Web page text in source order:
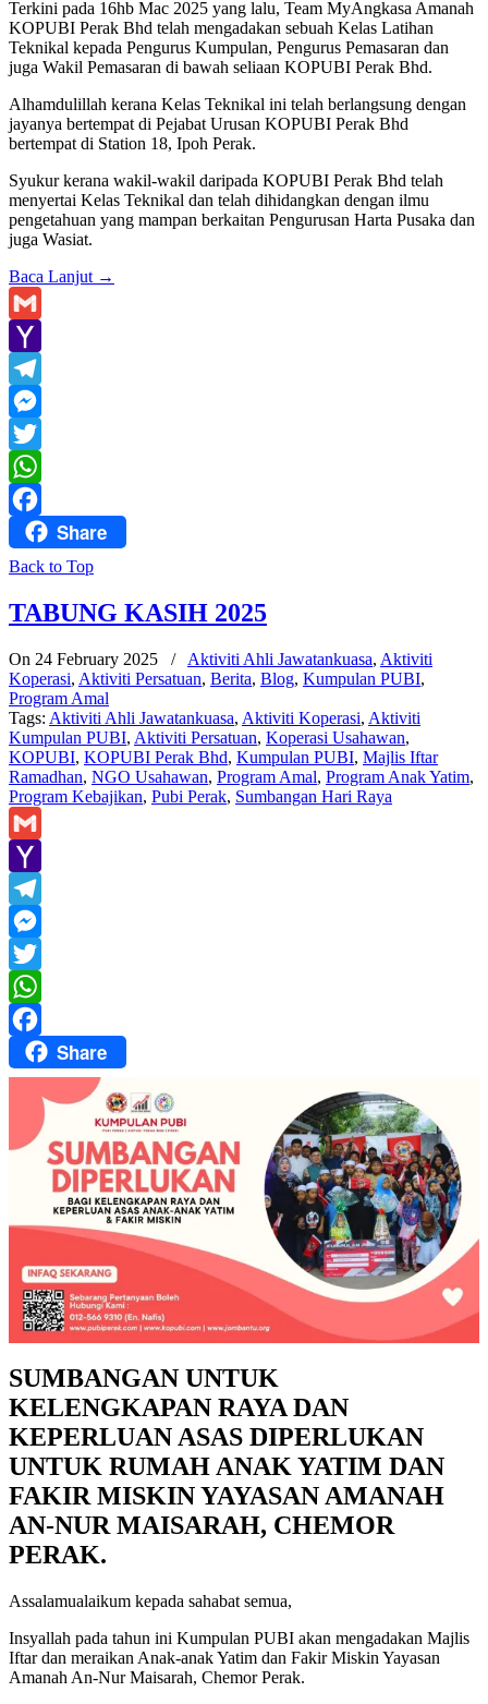
Terkini pada 16hb Mac 2025 yang lalu, Team MyAngkasa Amanah
KOPUBI Perak Bhd telah mengadakan sebuah Kelas Latihan
Teknikal kepada Pengurus Kumpulan, Pengurus Pemasaran dan
juga Wakil Pemasaran di bawah seliaan KOPUBI Perak Bhd.
Alhamdulillah kerana Kelas Teknikal ini telah berlangsung dengan
jayanya bertempat di Pejabat Urusan KOPUBI Perak Bhd
bertempat di Station 18, Ipoh Perak.
Syukur kerana wakil-wakil daripada KOPUBI Perak Bhd telah
menyertai Kelas Teknikal dan telah dihidangkan dengan ilmu
pengetahuan yang mampan berkaitan Pengurusan Harta Pusaka dan
juga Wasiat.
Baca Lanjut →
Gmail
Yahoo
Mail
Telegram
Messenger
Twitter
WhatsApp
FacebookShare
Back to Top
TABUNG KASIH 2025
On 24 February 2025 / Aktiviti Ahli Jawatankuasa, Aktiviti
Koperasi, Aktiviti Persatuan, Berita, Blog, Kumpulan PUBI,
Program Amal
Tags: Aktiviti Ahli Jawatankuasa, Aktiviti Koperasi, Aktiviti
Kumpulan PUBI, Aktiviti Persatuan, Koperasi Usahawan,
KOPUBI, KOPUBI Perak Bhd, Kumpulan PUBI, Majlis Iftar
Ramadhan, NGO Usahawan, Program Amal, Program Anak Yatim,
Program Kebajikan, Pubi Perak, Sumbangan Hari Raya
Gmail
Yahoo
Mail
Telegram
Messenger
Twitter
WhatsApp
FacebookShare
SUMBANGAN UNTUK
KELENGKAPAN RAYA DAN
KEPERLUAN ASAS DIPERLUKAN
UNTUK RUMAH ANAK YATIM DAN
FAKIR MISKIN YAYASAN AMANAH
AN-NUR MAISARAH, CHEMOR
PERAK.
Assalamualaikum kepada sahabat semua,
Insyallah pada tahun ini Kumpulan PUBI akan mengadakan Majlis
Iftar dan meraikan Anak-anak Yatim dan Fakir Miskin Yayasan
Amanah An-Nur Maisarah, Chemor Perak.